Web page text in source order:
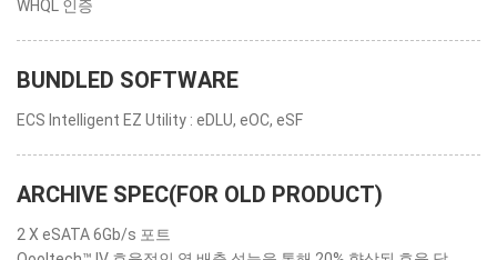
WHQL 인증
BUNDLED SOFTWARE
ECS Intelligent EZ Utility : eDLU, eOC, eSF
ARCHIVE SPEC(FOR OLD PRODUCT)
2 X eSATA 6Gb/s 포트